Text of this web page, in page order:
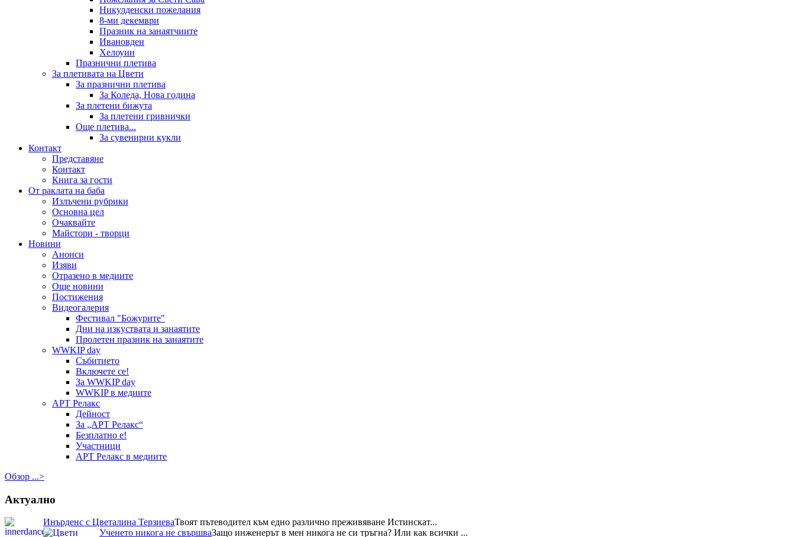
Никулденски пожелания
8-ми декември
Празник на занаятчиите
Ивановден
Хелоуин
Празнични плетива
За плетивата на Цвети
За празнични плетива
За Коледа, Нова година
За плетени бижута
За плетени гривнички
Още плетива...
За сувенирни кукли
Контакт
Представяне
Контакт
Книга за гости
От раклата на баба
Излъчени рубрики
Основна цел
Очаквайте
Майстори - творци
Новини
Анонси
Изяви
Отразено в медиите
Още новини
Постижения
Видеогалерия
Фестивал "Божурите"
Дни на изкуствата и занаятите
Пролетен празник на занаятите
WWKIP day
Събитието
Включете се!
За WWKIP day
WWKIP в медиите
АРТ Релакс
Дейност
За „АРТ Релакс“
Безплатно е!
Участници
АРТ Релакс в медиите
Обзор ...>
Актуално
Инърденс с Цветалина ТерзиеваТвоят пътеводител към едно различно преживяване Истинскат...
Ученето никога не свършваЗащо инженерът в мен никога не си тръгна? Или как всички ...